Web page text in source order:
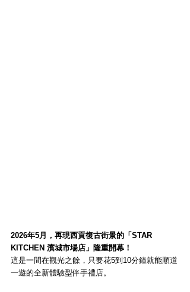
2026年5月，再現西貢復古街景的「STAR
KITCHEN 濱城市場店」隆重開幕！
這是一間在觀光之餘，只要花5到10分鐘就能順道
一遊的全新體驗型伴手禮店。